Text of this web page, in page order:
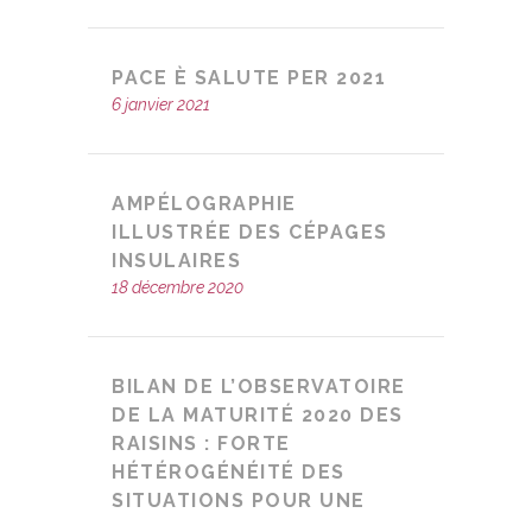
PACE È SALUTE PER 2021
6 janvier 2021
AMPÉLOGRAPHIE
ILLUSTRÉE DES CÉPAGES
INSULAIRES
18 décembre 2020
BILAN DE L’OBSERVATOIRE
DE LA MATURITÉ 2020 DES
RAISINS : FORTE
HÉTÉROGÉNÉITÉ DES
SITUATIONS POUR UNE